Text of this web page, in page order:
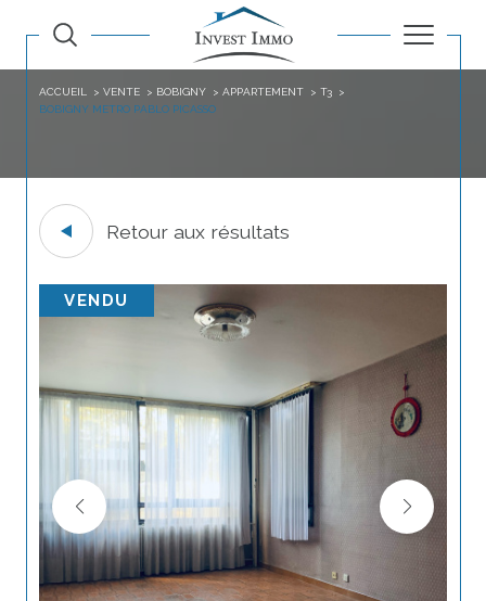
ACCUEIL VENTE BOBIGNY APPARTEMENT
T3
BOBIGNY METRO PABLO PICASSO
Retour aux résultats
VENDU